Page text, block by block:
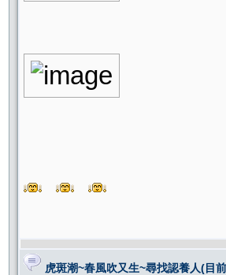
虎斑潮~春風吹又生~尋找認養人(目